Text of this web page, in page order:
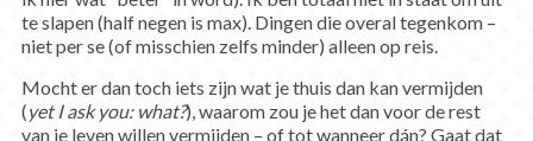
te slapen (half negen is max). Dingen die overal tegenkom –
niet per se (of misschien zelfs minder) alleen op reis.
Mocht er dan toch iets zijn wat je thuis dan kan vermijden
(yet I ask you: what?), waarom zou je het dan voor de rest
van je leven willen vermijden – of tot wanneer dán? Gaat dat